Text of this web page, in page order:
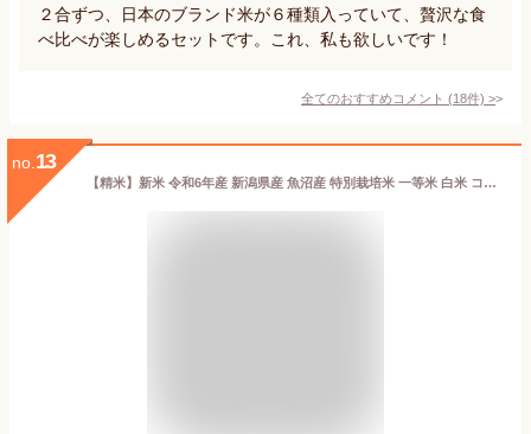
２合ずつ、日本のブランド米が６種類入っていて、贅沢な食
べ比べが楽しめるセットです。これ、私も欲しいです！
全てのおすすめコメント (18件) >
no. 13
【精米】新米 令和6年産 新潟県産 魚沼産 特別栽培米 一等米 白米 コシヒカリ 5kg 極上 特a 五ツ星お米マイスター 厳選